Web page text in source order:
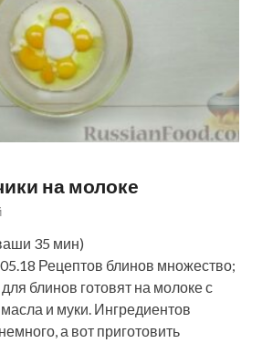
на молоке
35 мин)
Рецептов блинов множество;
блинов готовят на молоке с
и муки. Ингредиентов
а вот приготовить